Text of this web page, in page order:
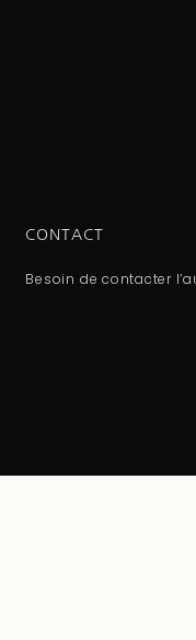
CONTACT
Besoin de contacter